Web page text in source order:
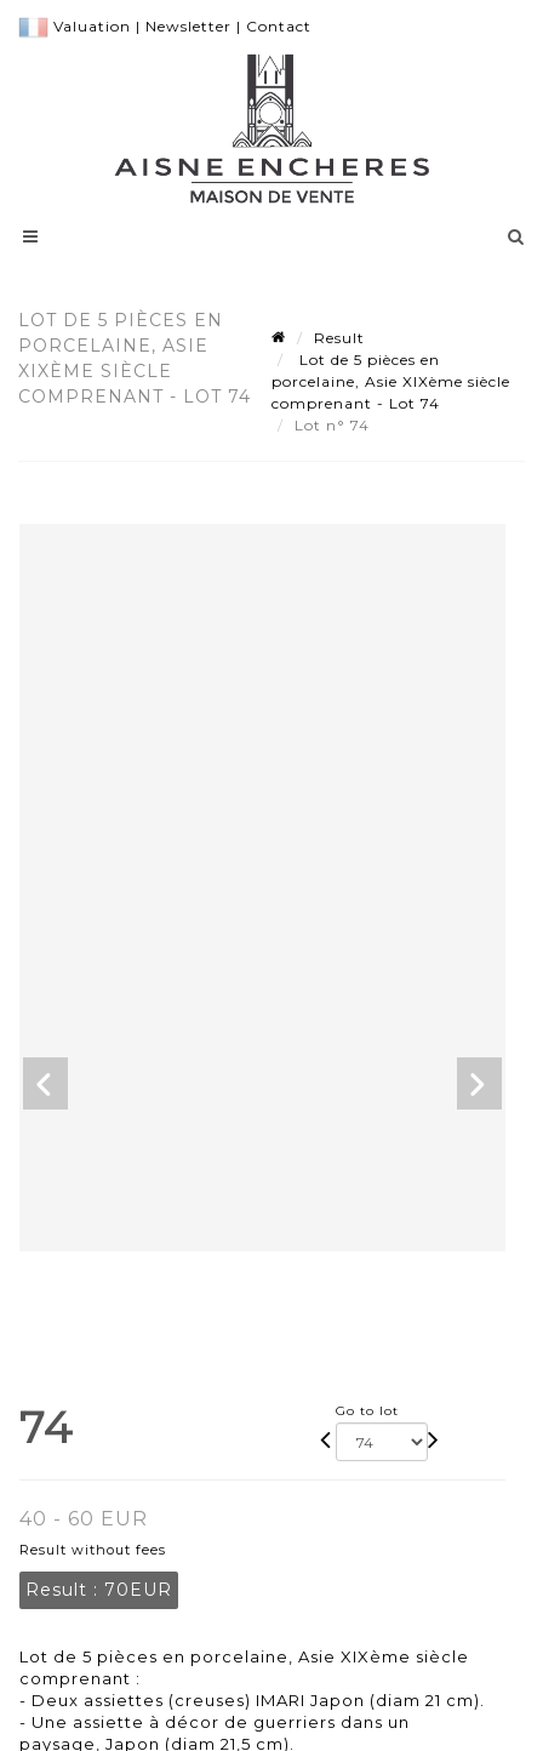
Valuation | Newsletter | Contact
LOT DE 5 PIÈCES EN
PORCELAINE, ASIE
XIXÈME SIÈCLE
COMPRENANT - LOT 74
Result
Lot de 5 pièces en
porcelaine, Asie XIXème siècle
comprenant - Lot 74
Lot n° 74
74 Go to lot
40 - 60 EUR
Result without fees
Result : 70EUR
Lot de 5 pièces en porcelaine, Asie XIXème siècle
comprenant :
- Deux assiettes (creuses) IMARI Japon (diam 21 cm).
- Une assiette à décor de guerriers dans un
paysage, Japon (diam 21,5 cm).